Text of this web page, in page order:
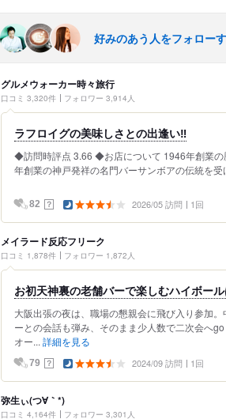
好みのあう人をフォロー
グルメウォーカー時々旅行
口コミ 3,320件 フォロワー 3,914人
ラフロイグの美味しさとの出逢い‼︎
◆訪問時評点 3.66 ◆お店について 1946年創業
年創業の神戸発祥の名門バーサンボアの伝統を
82 ？ 2026/05 訪問 1回
メイラード反応フリーク
口コミ 1,878件 フォロワー 1,872人
お初天神裏の老舗バーで楽しむハイボー
大阪出張の夜は、職場の懇親会に飛び入り参加
ーとの会話も弾み、そのまま少人数で二次会へ
オー... 詳細を見る
79 ？ 2024/09 訪問 1回
弥生ぃ(つ∀｀*)
口コミ 4,164件 フォロワー 3,301人